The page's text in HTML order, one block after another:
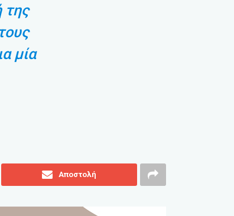
της
μία
Αποστολή